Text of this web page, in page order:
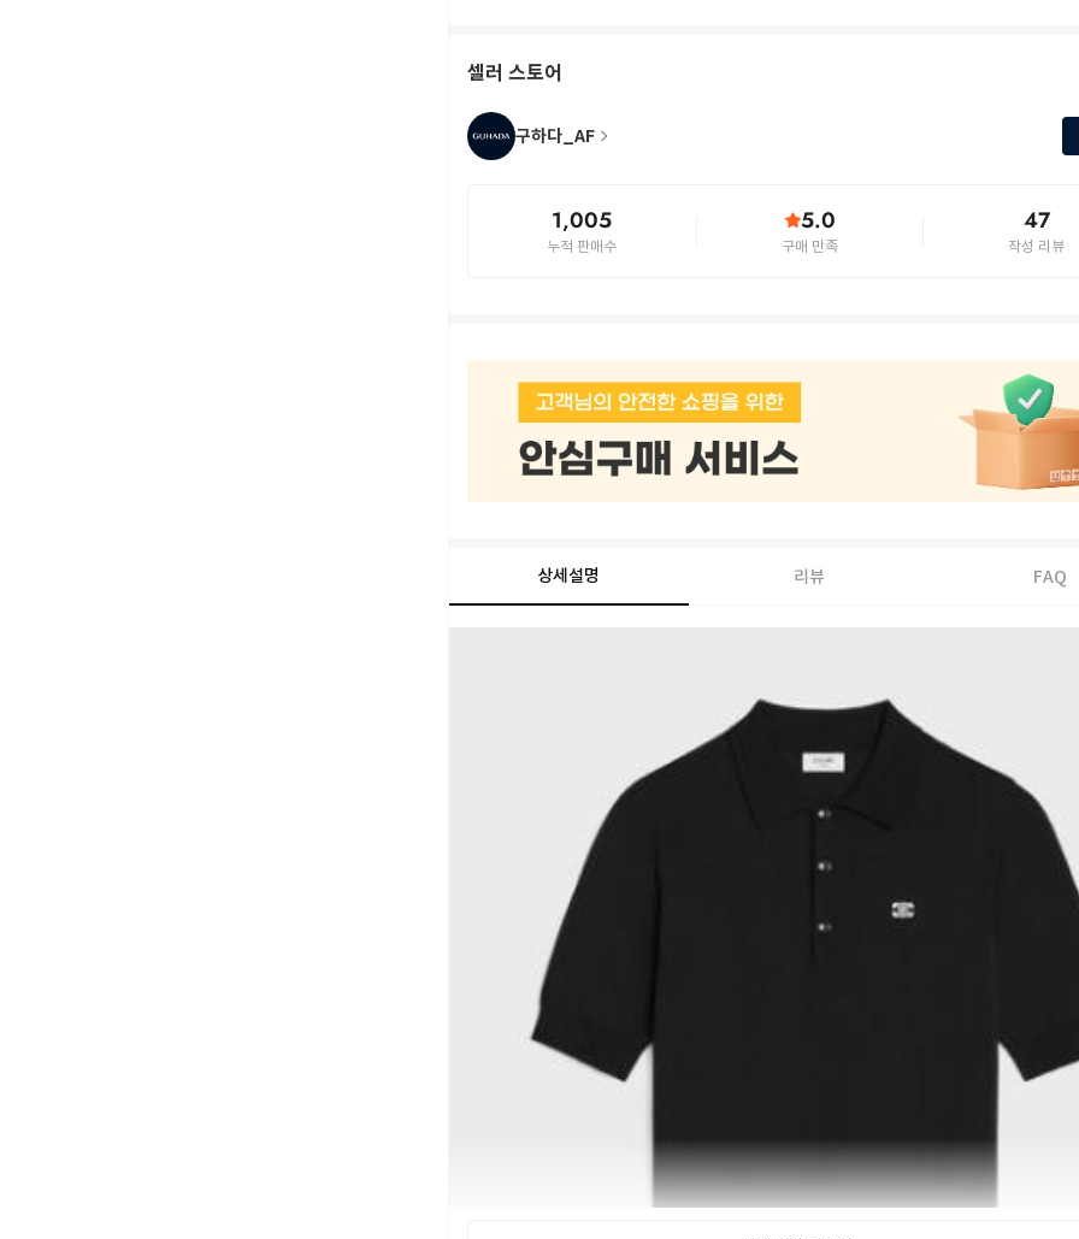
셀러 스토어
구하다_AF
1,005
누적 판매수
5.0
구매 만족
47
작성 리뷰
상세설명 리뷰 FAQ